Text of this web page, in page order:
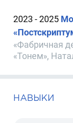
2023 - 2025
«Фабричная
«Тонем»,
НАВЫКИ